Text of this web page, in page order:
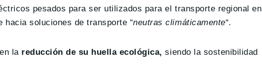
pesados para ser utilizados para el transporte regional en
hacia soluciones de transporte “neutras climáticamente“.
la reducción de su huella ecológica, siendo la sostenibilidad